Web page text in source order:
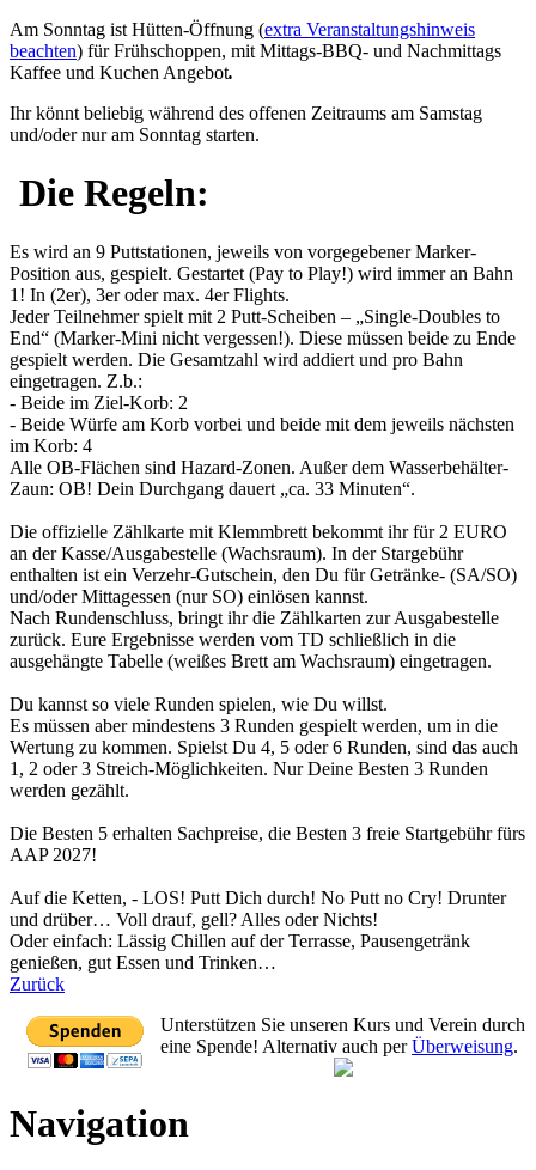
Am Sonntag ist Hütten-Öffnung (extra Veranstaltungshinweis
beachten) für Frühschoppen, mit Mittags-BBQ- und Nachmittags
Kaffee und Kuchen Angebot.
Ihr könnt beliebig während des offenen Zeitraums am Samstag
und/oder nur am Sonntag starten.
Die Regeln:
Es wird an 9 Puttstationen, jeweils von vorgegebener Marker-
Position aus, gespielt. Gestartet (Pay to Play!) wird immer an Bahn
1! In (2er), 3er oder max. 4er Flights.
Jeder Teilnehmer spielt mit 2 Putt-Scheiben – „Single-Doubles to
End“ (Marker-Mini nicht vergessen!). Diese müssen beide zu Ende
gespielt werden. Die Gesamtzahl wird addiert und pro Bahn
eingetragen. Z.b.:
- Beide im Ziel-Korb: 2
- Beide Würfe am Korb vorbei und beide mit dem jeweils nächsten
im Korb: 4
Alle OB-Flächen sind Hazard-Zonen. Außer dem Wasserbehälter-
Zaun: OB! Dein Durchgang dauert „ca. 33 Minuten“.
Die offizielle Zählkarte mit Klemmbrett bekommt ihr für 2 EURO
an der Kasse/Ausgabestelle (Wachsraum). In der Stargebühr
enthalten ist ein Verzehr-Gutschein, den Du für Getränke- (SA/SO)
und/oder Mittagessen (nur SO) einlösen kannst.
Nach Rundenschluss, bringt ihr die Zählkarten zur Ausgabestelle
zurück. Eure Ergebnisse werden vom TD schließlich in die
ausgehängte Tabelle (weißes Brett am Wachsraum) eingetragen.
Du kannst so viele Runden spielen, wie Du willst.
Es müssen aber mindestens 3 Runden gespielt werden, um in die
Wertung zu kommen. Spielst Du 4, 5 oder 6 Runden, sind das auch
1, 2 oder 3 Streich-Möglichkeiten. Nur Deine Besten 3 Runden
werden gezählt.
Die Besten 5 erhalten Sachpreise, die Besten 3 freie Startgebühr fürs
AAP 2027!
Auf die Ketten, - LOS! Putt Dich durch! No Putt no Cry! Drunter
und drüber… Voll drauf, gell? Alles oder Nichts!
Oder einfach: Lässig Chillen auf der Terrasse, Pausengetränk
genießen, gut Essen und Trinken…
Zurück
Unterstützen Sie unseren Kurs und Verein durch
eine Spende! Alternativ auch perÜberweisung.
Navigation